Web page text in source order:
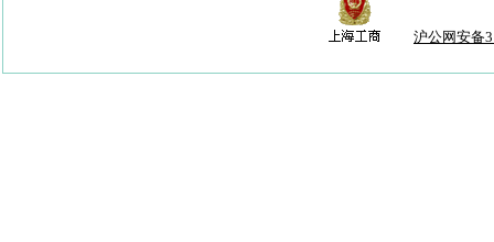
沪公网安备